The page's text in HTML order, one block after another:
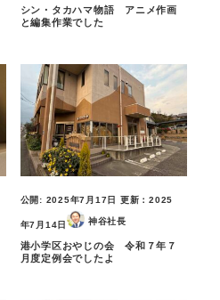
シン・タカハマ物語 アニメ作画
と編集作業でした
公開: 2025年7月17日 更新：2025
年7月14日 神谷社長
港小学区おやじの会 令和７年７
月度定例会でしたよ